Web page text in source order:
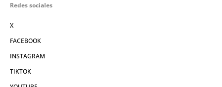
Redes sociales
X
FACEBOOK
INSTAGRAM
TIKTOK